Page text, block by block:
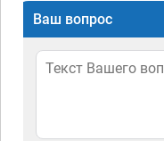
Ваш вопрос